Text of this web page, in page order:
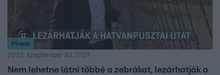
Híradó
2025. szeptember 30. 17:07
Nem lehetne látni többé a zebrákat, lezárhatják a